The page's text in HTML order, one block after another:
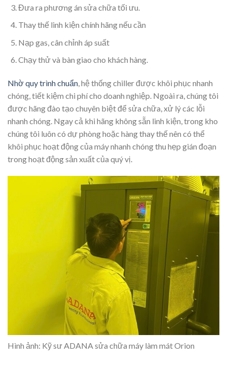
Đưa ra phương án sửa chữa tối ưu.
Thay thế linh kiện chính hãng nếu cần
Nạp gas, cân chỉnh áp suất
Chạy thử và bàn giao cho khách hàng.
Nhờ quy trình chuẩn, hệ thống chiller được khôi phục nhanh
chóng, tiết kiệm chi phí cho doanh nghiệp. Ngoài ra, chúng tôi
được hãng đào tạo chuyên biệt để sửa chữa, xử lý các lỗi
nhanh chóng. Ngay cả khi hãng không sẵn linh kiện, trong kho
chúng tôi luôn có dự phòng hoặc hàng thay thế nên có thể
khôi phục hoạt động của máy nhanh chóng thu hẹp gián đoạn
trong hoạt động sản xuất của quý vị.
Hình ảnh: Kỹ sư ADANA sửa chữa máy làm mát Orion